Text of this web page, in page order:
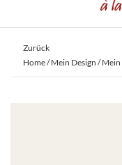
Zurück
Home/Mein Design / Mein